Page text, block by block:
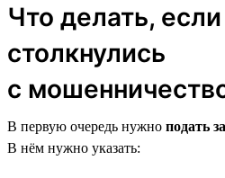
Что делать,
столкнулись
с
В первую очередь нужно подать
В нём нужно указать: